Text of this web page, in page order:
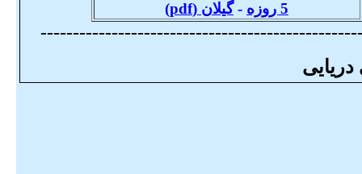
5 روزه -گیلان (
pdf
)